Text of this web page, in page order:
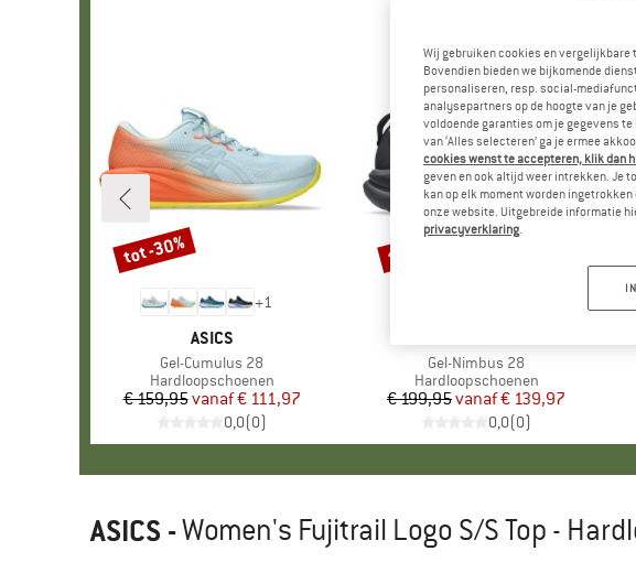
+1
MERK
ASICS
Artikel
Gel-Cumulus 28
Productgroep
Hardloopschoenen
Prijs
€ 159,95 Verlaagde prijs
vanaf€ 111,97
0,0(0)
Korting
tot -30%
Artikel
Gel-Nimbus 28
Productgroep
Hardloopschoenen
Prijs
€ 199,95 Verlaagde prijs
vanaf€ 139,97
0,0(0)
Korting
tot -30%
ASICS -Women's Fujitrail Logo S/S Top -
Wij gebruiken cookies en
Bovendien bieden we bijkomende
personaliseren, resp. social-
analysepartners op de hoogte van je
voldoende garanties om je gegevens
van ‘Alles selecteren’ ga je ermee
cookies wenst te accepteren, klik dan
geven en ook altijd weer intrekken. Je
kan op elk moment worden
onze website. Uitgebreide informatie
privacyverklaring.